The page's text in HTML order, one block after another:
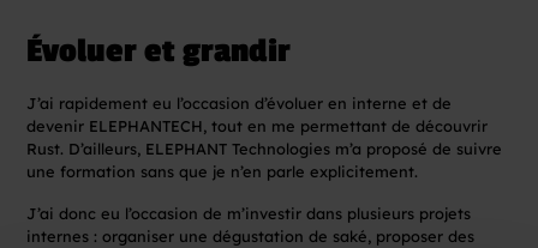
Évoluer et grandir
J’ai rapidement eu l’occasion d’évoluer en interne et de
devenir ELEPHANTECH, tout en me permettant de découvrir
Rust. D’ailleurs, ELEPHANT Technologies m’a proposé de suivre
une formation sans que je n’en parle explicitement.
J’ai donc eu l’occasion de m’investir dans plusieurs projets
internes : organiser une dégustation de saké, proposer des